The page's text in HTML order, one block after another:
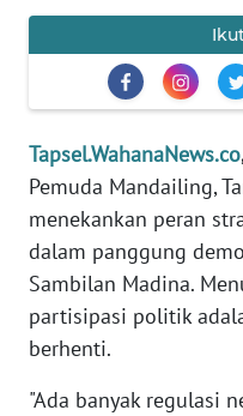
Tapsel.WahanaNews.co
Pemuda Mandailing,
menekankan peran
dalam panggung
Sambilan Madina.
partisipasi politik
berhenti.
"Ada banyak regulasi
TENTANG
PEDOMAN
MEDIA
SIBER
REDAKSI
KARIR